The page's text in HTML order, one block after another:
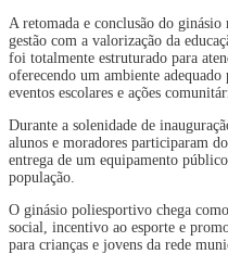
A retomada e conclusão do
gestão com a valorização da
foi totalmente estruturado para
oferecendo um ambiente adequado
eventos escolares e ações
Durante a solenidade de
alunos e moradores participaram
entrega de um equipamento
população.
O ginásio poliesportivo chega
social, incentivo ao esporte e
para crianças e jovens da rede